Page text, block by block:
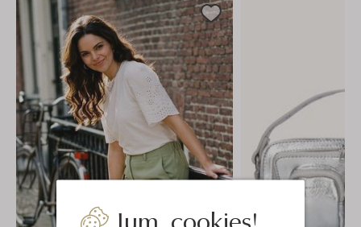
Jum, cookies!